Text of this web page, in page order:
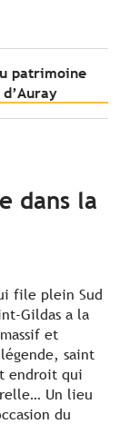
patrimoine
dans la
file plein Sud
Gildas a la
et
saint
endroit qui
Un lieu
du